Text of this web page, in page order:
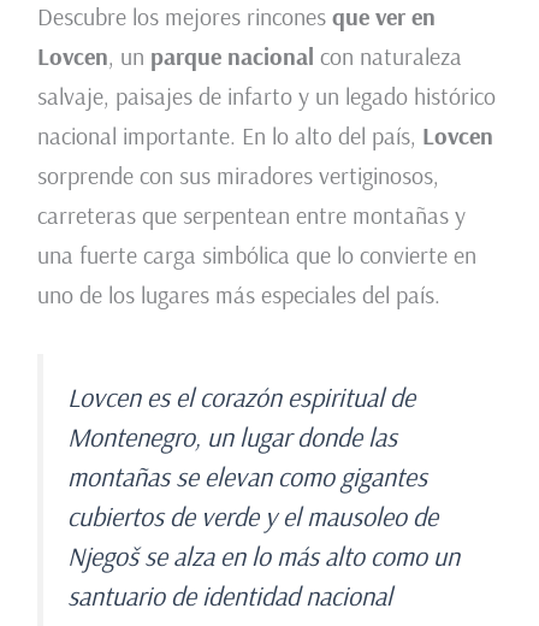
Descubre los mejores rincones que ver en
Lovcen, un parque nacional con naturaleza
salvaje, paisajes de infarto y un legado histórico
nacional importante. En lo alto del país, Lovcen
sorprende con sus miradores vertiginosos,
carreteras que serpentean entre montañas y
una fuerte carga simbólica que lo convierte en
uno de los lugares más especiales del país.
Lovcen es el corazón espiritual de
Montenegro, un lugar donde las
montañas se elevan como gigantes
cubiertos de verde y el mausoleo de
Njegoš se alza en lo más alto como un
santuario de identidad nacional